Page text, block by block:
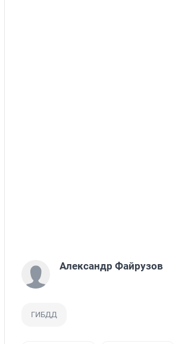
Александр Файрузов
ГИБДД